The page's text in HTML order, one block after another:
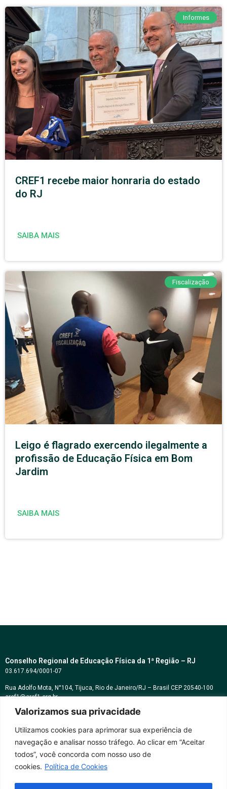
Valorizamos sua privacidade
Utilizamos cookies para aprimorar sua experiência de
navegação e analisar nosso tráfego. Ao clicar em “Aceitar
todos”, você concorda com nosso uso de
cookies. Política de Cookies
Informes
CREF1 recebe maior honraria do estado
do RJ
SAIBA MAIS
Fiscalização
Leigo é flagrado exercendo ilegalmente a
profissão de Educação Física em Bom
Jardim
SAIBA MAIS
Conselho Regional de Educação Física da 1ª Região – RJ
03.617.694/0001-07
Rua Adolfo Mota, N°104, Tijuca, Rio de Janeiro/RJ – Brasil CEP 20540-100
cref1@cref1.org.br
Assessoria de comunicação:
Horários de atendimento:
Whatsapp: (21) 2569-2398